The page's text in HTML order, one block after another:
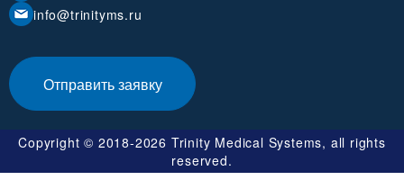
info@trinityms.ru
Отправить заявку
Copyright © 2018-2026 Trinity Medical Systems, all rights
reserved.